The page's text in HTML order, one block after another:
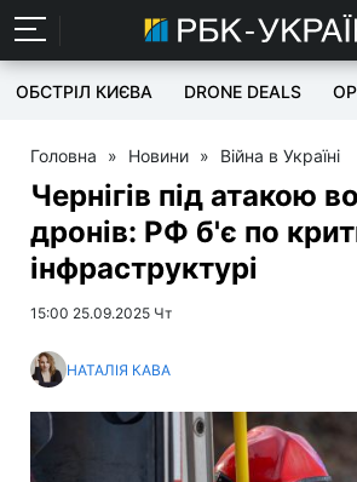
ОБСТРІЛ КИЄВА DRONE DEALS
Головна » Новини » Війна в Україні
Чернігів під атакою
дронів: РФ б'є по
інфраструктурі
15:00 25.09.2025 Чт
НАТАЛІЯ КАВА